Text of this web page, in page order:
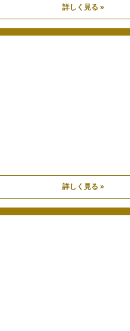
詳しく見る »
詳しく見る »